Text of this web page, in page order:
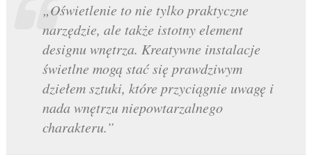
„Oświetlenie to nie tylko praktyczne
narzędzie, ale także istotny element
designu wnętrza. Kreatywne instalacje
świetlne mogą stać się prawdziwym
dziełem sztuki, które przyciągnie uwagę i
nada wnętrzu niepowtarzalnego
charakteru.”